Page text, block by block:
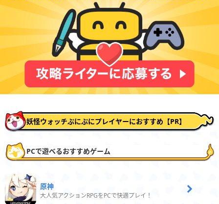
妖怪ウォッチぷにぷにプレイヤーにおすすめ【PR】
PCで遊べるおすすめゲーム
原神
大人気アクションRPGをPCで快適プレイ！